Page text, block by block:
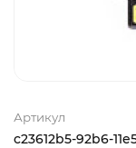
Артикул
c23612b5-92b6-